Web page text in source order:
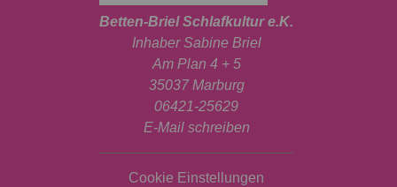
Betten-Briel Schlafkultur e.K.
Inhaber Sabine Briel
Am Plan 4 + 5
35037 Marburg
06421-25629
E-Mail schreiben
Cookie Einstellungen